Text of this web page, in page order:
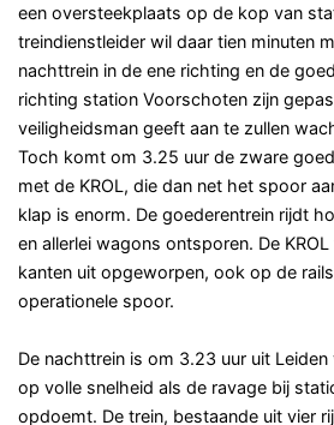
een oversteekplaats op de kop van
treindienstleider wil daar tien minuten
nachttrein in de ene richting en de
richting station Voorschoten zijn
veiligheidsman geeft aan te zullen
Toch komt om 3.25 uur de zware
met de KROL, die dan net het spoor
klap is enorm. De goederentrein rijdt
en allerlei wagons ontsporen. De
kanten uit opgeworpen, ook op de
operationele spoor.
De nachttrein is om 3.23 uur uit
op volle snelheid als de ravage bij
opdoemt. De trein, bestaande uit vier